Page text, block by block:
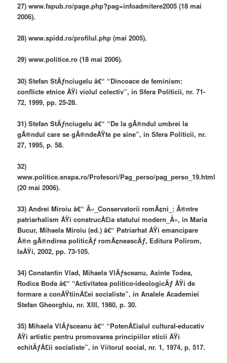
27) www.fspub.ro/page.php?pag=infoadmitere2005 (18 mai
2006).
28) www.spidd.ro/profilul.php (mai 2005).
29) www.politice.ro (18 mai 2006).
30) Stefan StÄƒnciugelu â€“ “Dincoace de feminism:
conflicte etnice ÅŸi violul colectiv”, in Sfera Politicii, nr. 71-
72, 1999, pp. 25-28.
31) Stefan StÄƒnciugelu â€“ “De la gÃ®ndul umbrei la
gÃ®ndul care se gÃ®ndeÅŸte pe sine”, in Sfera Politicii, nr.
27, 1995, p. 58.
32)
www.politice.snspa.ro/Profesori/Pag_perso/pag_perso_19.html
(20 mai 2006).
33) Andrei Miroiu â€“ Â«_Conservatorii romÃ¢ni_: Ã®ntre
patriarhalism ÅŸi construcÅ£ia statului modern_Â», in Maria
Bucur, Mihaela Miroiu (ed.) â€“ Patriarhat ÅŸi emancipare
Ã®n gÃ®ndirea politicÄƒ romÃ¢neascÄƒ, Editura Polirom,
IaÅŸi, 2002, pp. 73-105.
34) Constantin Vlad, Mihaela VlÄƒsceanu, Axinte Todea,
Rodica Boda â€“ “Activitatea politico-ideologicÄƒ ÅŸi de
formare a conÅŸtiinÅ£ei socialiste”, in Analele Academiei
Stefan Gheorghiu, nr. XIII, 1980, p. 30.
35) Mihaela VlÄƒsceanu â€“ “PotenÅ£ialul cultural-educativ
ÅŸi artistic pentru promovarea principiilor eticii ÅŸi
echitÄƒÅ£ii socialiste”, in Viitorul social, nr. 1, 1974, p. 517.